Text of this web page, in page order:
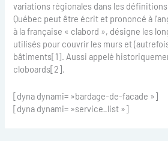
variations régionales dans les
Québec peut être écrit et prononcé à
à la française « clabord », désigne les
utilisés pour couvrir les murs et
bâtiments[1]. Aussi appelé
cloboards[2].
[dyna dynami= »bardage-de-facade »]
[dyna dynami= »service_list »]